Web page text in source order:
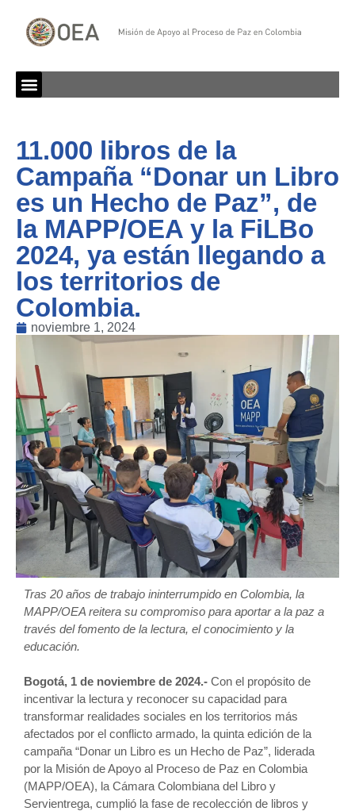
11.000 libros de la
Campaña “Donar un Libro
es un Hecho de Paz”, de
la MAPP/OEA y la FiLBo
2024, ya están llegando a
los territorios de
Colombia.
noviembre 1, 2024
Tras 20 años de trabajo ininterrumpido en Colombia, la
MAPP/OEA reitera su compromiso para aportar a la paz a
través del fomento de la lectura, el conocimiento y la
educación.
Bogotá, 1 de noviembre de 2024.- Con el propósito de
incentivar la lectura y reconocer su capacidad para
transformar realidades sociales en los territorios más
afectados por el conflicto armado, la quinta edición de la
campaña “Donar un Libro es un Hecho de Paz”, liderada
por la Misión de Apoyo al Proceso de Paz en Colombia
(MAPP/OEA), la Cámara Colombiana del Libro y
Servientrega, cumplió la fase de recolección de libros y